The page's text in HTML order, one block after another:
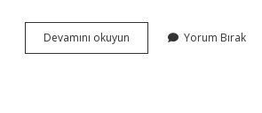
Devamını okuyun
Hala
Yorum Bırak